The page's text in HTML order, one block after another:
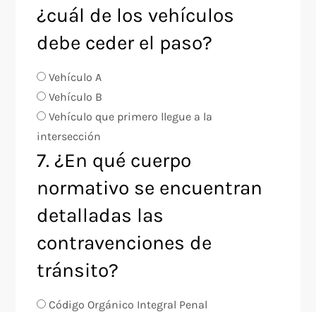
¿cuál de los vehículos
debe ceder el paso?
Vehículo A
Vehículo B
Vehículo que primero llegue a la
intersección
7. ¿En qué cuerpo
normativo se encuentran
detalladas las
contravenciones de
tránsito?
Código Orgánico Integral Penal